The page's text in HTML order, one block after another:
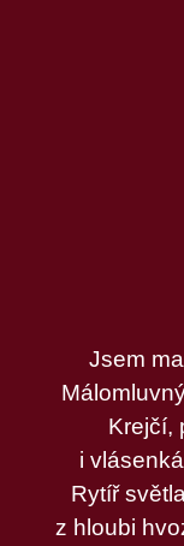
Jsem
Krejčí,
i
Rytíř
z hloubi